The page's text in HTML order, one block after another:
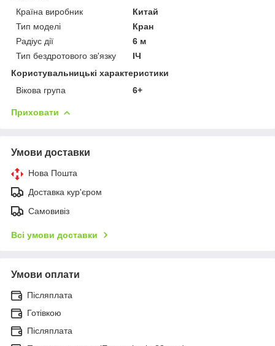
Країна виробник
Китай
Тип моделі
Кран
Радіус дії
6 м
Тип бездротового зв'язку
ІЧ
Користувальницькі характеристики
Вікова група
6+
Приховати
Умови доставки
Нова Пошта
Доставка кур'єром
Самовивіз
Всі умови доставки
Умови оплати
Післяплата
Готівкою
Післяплата